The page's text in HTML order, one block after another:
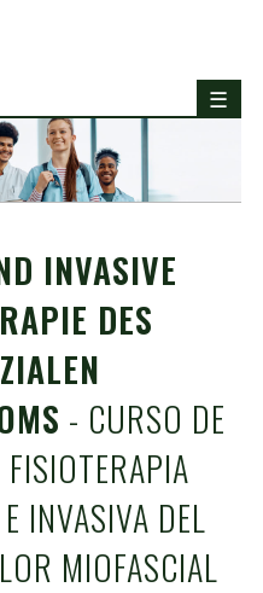
INVASIVE
DES
- CURSO DE
INVASIVA DEL
MIOFASCIAL